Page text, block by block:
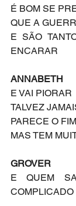
É BOM SE
QUE A
E SÃO
ENCARAR
ANNABETH
E VAI PIORAR
TALVEZ
PARECE O
MAS TEM
GROVER
E QUEM
COMPLICADO